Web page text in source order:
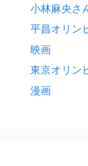
小林麻央さ
平昌オリン
映画
東京オリン
漫画